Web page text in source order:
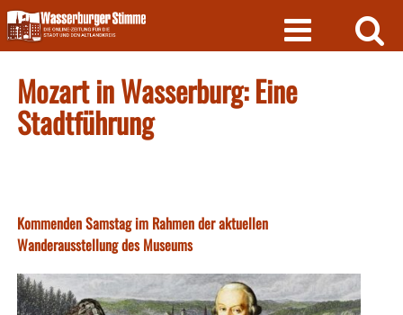
Skip
to
content
Mozart in Wasserburg: Eine
Stadtführung
Kommenden Samstag im Rahmen der aktuellen
Wanderausstellung des Museums